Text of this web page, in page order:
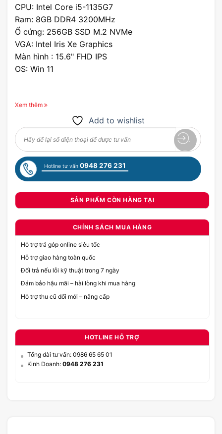
CPU: Intel Core i5-1135G7
Ram: 8GB DDR4 3200MHz
Ổ cứng: 256GB SSD M.2 NVMe
VGA: Intel Iris Xe Graphics
Màn hình : 15.6" FHD IPS
OS: Win 11
Xem thêm
Add to wishlist
Hotline tư vấn 0948 276 231
SẢN PHẨM CÒN HÀNG TẠI
CHÍNH SÁCH MUA HÀNG
Hỗ trợ trả góp online siêu tốc
Hỗ trợ giao hàng toàn quốc
Đổi trả nếu lỗi kỹ thuật trong 7 ngày
Đảm bảo hậu mãi – hài lòng khi mua hàng
Hỗ trợ thu cũ đổi mới – nâng cấp
HOTLINE HỖ TRỢ
Tổng đài tư vấn: 0986 65 65 01
Kinh Doanh: 0948 276 231